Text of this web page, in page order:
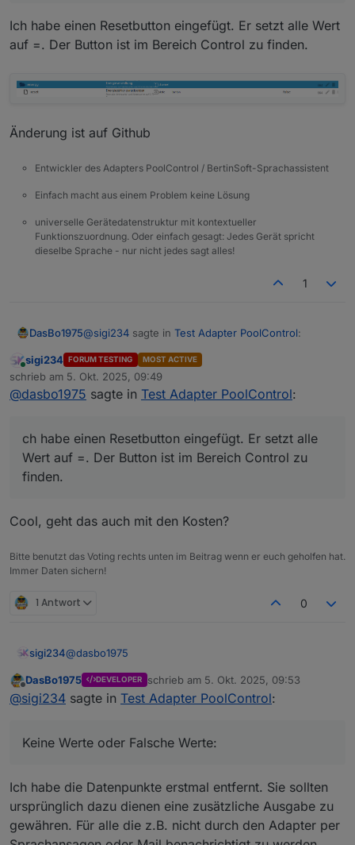
Ich habe einen Resetbutton eingefügt. Er setzt alle Wert
auf =. Der Button ist im Bereich Control zu finden.
Änderung ist auf Github
Entwickler des Adapters PoolControl / BertinSoft-Sprachassistent
Einfach macht aus einem Problem keine Lösung
universelle Gerätedatenstruktur mit kontextueller
Funktionszuordnung. Oder einfach gesagt: Jedes Gerät spricht
dieselbe Sprache - nur nicht jedes sagt alles!
1
DasBo1975@sigi234 sagte in Test Adapter PoolControl:
@dasbo1975
Hallo, Stromverbrauch rechnet noch mit alten
Ich habe einen Resetbutton eingefügt. Er setzt alle
finden.
Änderung ist auf Github
Online
sigi234 FORUM TESTING MOST ACTIVE
schrieb am 5. Okt. 2025, 09:49
zuletzt editiert von
@dasbo1975 sagte in Test Adapter PoolControl:
ch habe einen Resetbutton eingefügt. Er setzt alle
Wert auf =. Der Button ist im Bereich Control zu
finden.
Cool, geht das auch mit den Kosten?
Bitte benutzt das Voting rechts unten im Beitrag wenn er euch geholfen hat.
Immer Daten sichern!
1 Antwort 0
sigi234@dasbo1975
Keine Werte oder Falsche Werte:
Offline
DasBo1975 DEVELOPER schrieb am 5. Okt. 2025, 09:53
zuletzt editiert von
@sigi234 sagte in Test Adapter PoolControl:
Keine Werte oder Falsche Werte:
Ich habe die Datenpunkte erstmal entfernt. Sie sollten
ursprünglich dazu dienen eine zusätzliche Ausgabe zu
gewähren. Für alle die z.B. nicht durch den Adapter per